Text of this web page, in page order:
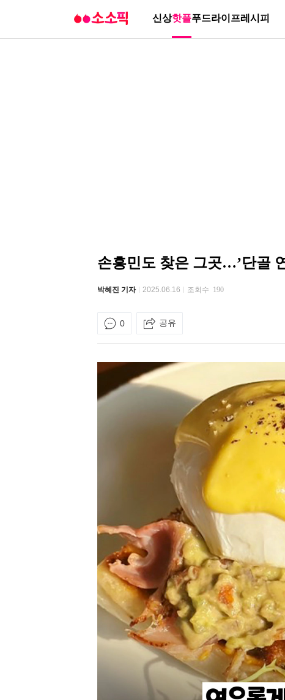
신상핫플푸드라이프레시피
손흥민도 찾은 그곳…’단골
박혜진 기자 2025.06.16 조회수 190
0 공유